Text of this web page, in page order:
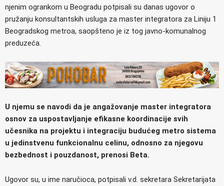
njenim ogrankom u Beogradu potpisali su danas ugovor o
pružanju konsultantskih usluga za master integratora za Liniju 1
Beogradskog metroa, saopšteno je iz tog javno-komunalnog
preduzeća.
U njemu se navodi da je angažovanje master integratora
osnov za uspostavljanje efikasne koordinacije svih
učesnika na projektu i integraciju budućeg metro sistema
u jedinstvenu funkcionalnu celinu, odnosno za njegovu
bezbednost i pouzdanost, prenosi Beta.
Ugovor su, u ime naručioca, potpisali v.d. sekretara Sekretarijata